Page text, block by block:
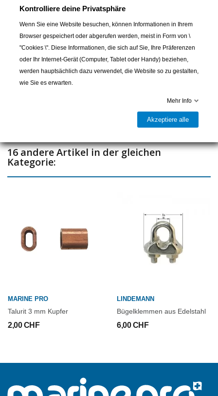
In den Warenkorb
Lieferbar und im Laden erhältlich
16 andere Artikel in der gleichen
Kategorie:
MARINE PRO
Talurit 3 mm Kupfer
2,00 CHF
LINDEMANN
Bügelklemmen aus Edelstahl
6,00 CHF
Kontrolliere deine Privatsphäre
Wenn Sie eine Website besuchen, können Informationen in Ihrem
Browser gespeichert oder abgerufen werden, meist in Form von \
"Cookies \". Diese Informationen, die sich auf Sie, Ihre Präferenzen
oder Ihr Internet-Gerät (Computer, Tablet oder Handy) beziehen,
werden hauptsächlich dazu verwendet, die Website so zu gestalten,
wie Sie es erwarten.
Mehr Info
Akzeptiere alle